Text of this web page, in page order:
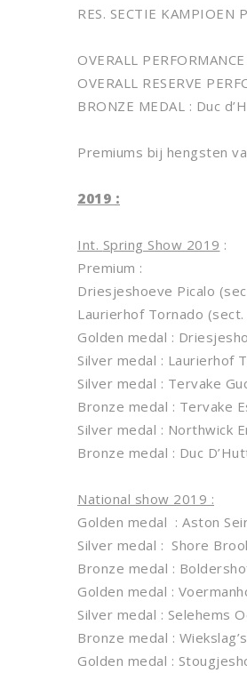
RES. SECTIE
OVERALL
OVERALL RESERVE
BRONZE MEDAL : Duc
Premiums bij hengsten
2019 :
Int. Spring Show 2019 :
Premium :
Driesjeshoeve Picalo
Laurierhof Tornado (sect.
Golden medal :
Silver medal : Laurierhof
Silver medal : Tervake
Bronze medal : Tervake
Silver medal : Northwick
Bronze medal : Duc
National show 2019 :
Golden medal : Aston
Silver medal : Shore
Bronze medal :
Golden medal :
Silver medal : Selehems
Bronze medal :
Golden medal :